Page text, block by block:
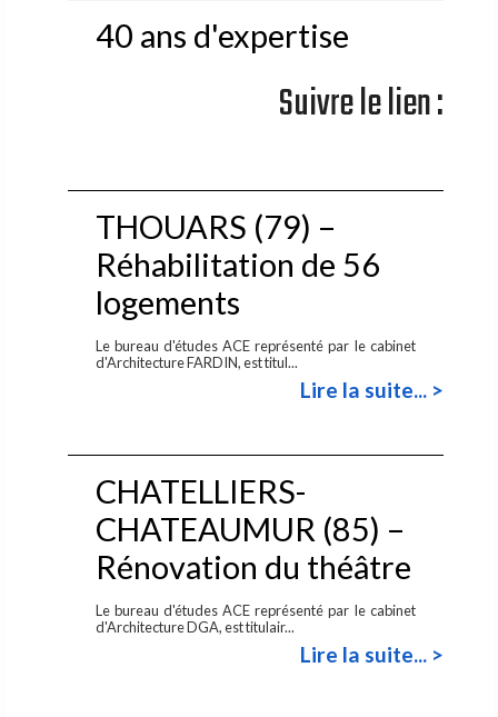
40 ans d'expertise
Suivre le lien :
THOUARS (79) –
Réhabilitation de 56
logements
Le bureau d'études ACE représenté par le cabinet
d'Architecture FARDIN, est titul...
Lire la suite... >
CHATELLIERS-
CHATEAUMUR (85) –
Rénovation du théâtre
Le bureau d'études ACE représenté par le cabinet
d'Architecture DGA, est titulair...
Lire la suite... >